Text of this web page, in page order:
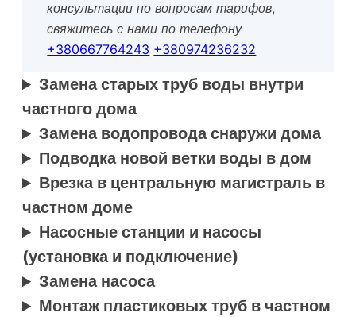
консультации по вопросам тарифов,
свяжитесь с нами по телефону
+380667764243 +380974236232
Замена старых труб воды внутри
частного дома
Замена водопровода снаружи дома
Подводка новой ветки воды в дом
Врезка в центральную магистраль в
частном доме
Насосные станции и насосы
(установка и подключение)
Замена насоса
Монтаж пластиковых труб в частном